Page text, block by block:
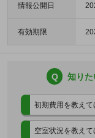
情報公開日
有効期限
Q 知り
初期費用を教えて
空室状況を教えて